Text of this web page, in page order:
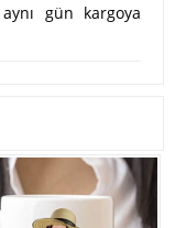
gün kargoya